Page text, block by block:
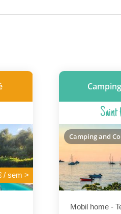
/ sem >
Camping and Co
Mobil home -